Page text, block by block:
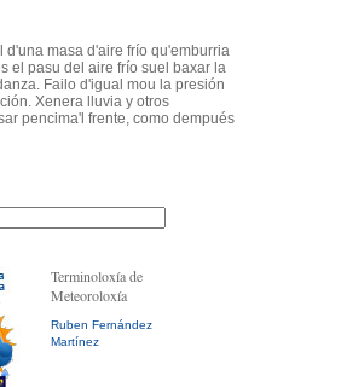
d'una masa d'aire frío qu'emburria
el pasu del aire frío suel baxar la
Failo d'igual mou la presión
Xenera lluvia y otros
pencima'l frente, como dempués
Terminoloxía de
Meteoroloxía
Ruben Fernández
Martínez